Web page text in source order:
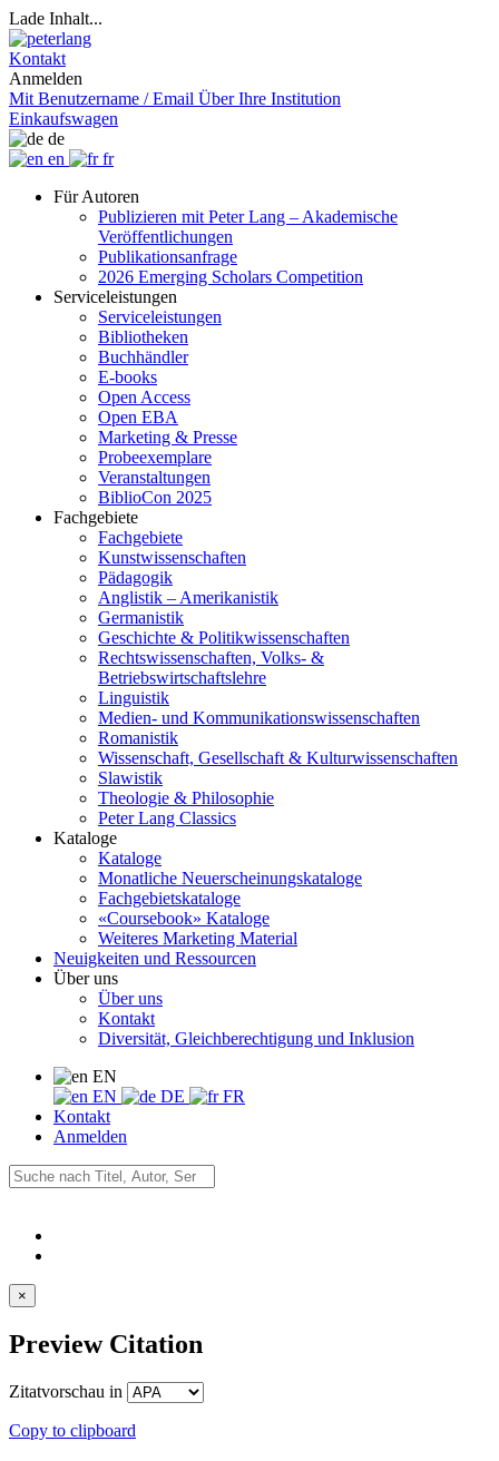
Lade Inhalt...
Kontakt
Anmelden
Mit Benutzername / Email Über Ihre Institution
Einkaufswagen
de
en
fr
Für Autoren
Publizieren mit Peter Lang – Akademische
Veröffentlichungen
Publikationsanfrage
2026 Emerging Scholars Competition
Serviceleistungen
Serviceleistungen
Bibliotheken
Buchhändler
E-books
Open Access
Open EBA
Marketing & Presse
Probeexemplare
Veranstaltungen
BiblioCon 2025
Fachgebiete
Fachgebiete
Kunstwissenschaften
Pädagogik
Anglistik – Amerikanistik
Germanistik
Geschichte & Politikwissenschaften
Rechtswissenschaften, Volks- &
Betriebswirtschaftslehre
Linguistik
Medien- und Kommunikationswissenschaften
Romanistik
Wissenschaft, Gesellschaft & Kulturwissenschaften
Slawistik
Theologie & Philosophie
Peter Lang Classics
Kataloge
Kataloge
Monatliche Neuerscheinungskataloge
Fachgebietskataloge
«Coursebook» Kataloge
Weiteres Marketing Material
Neuigkeiten und Ressourcen
Über uns
Über uns
Kontakt
Diversität, Gleichberechtigung und Inklusion
EN
EN
DE
FR
Kontakt
Anmelden
×
Preview Citation
Zitatvorschau in
Copy to clipboard